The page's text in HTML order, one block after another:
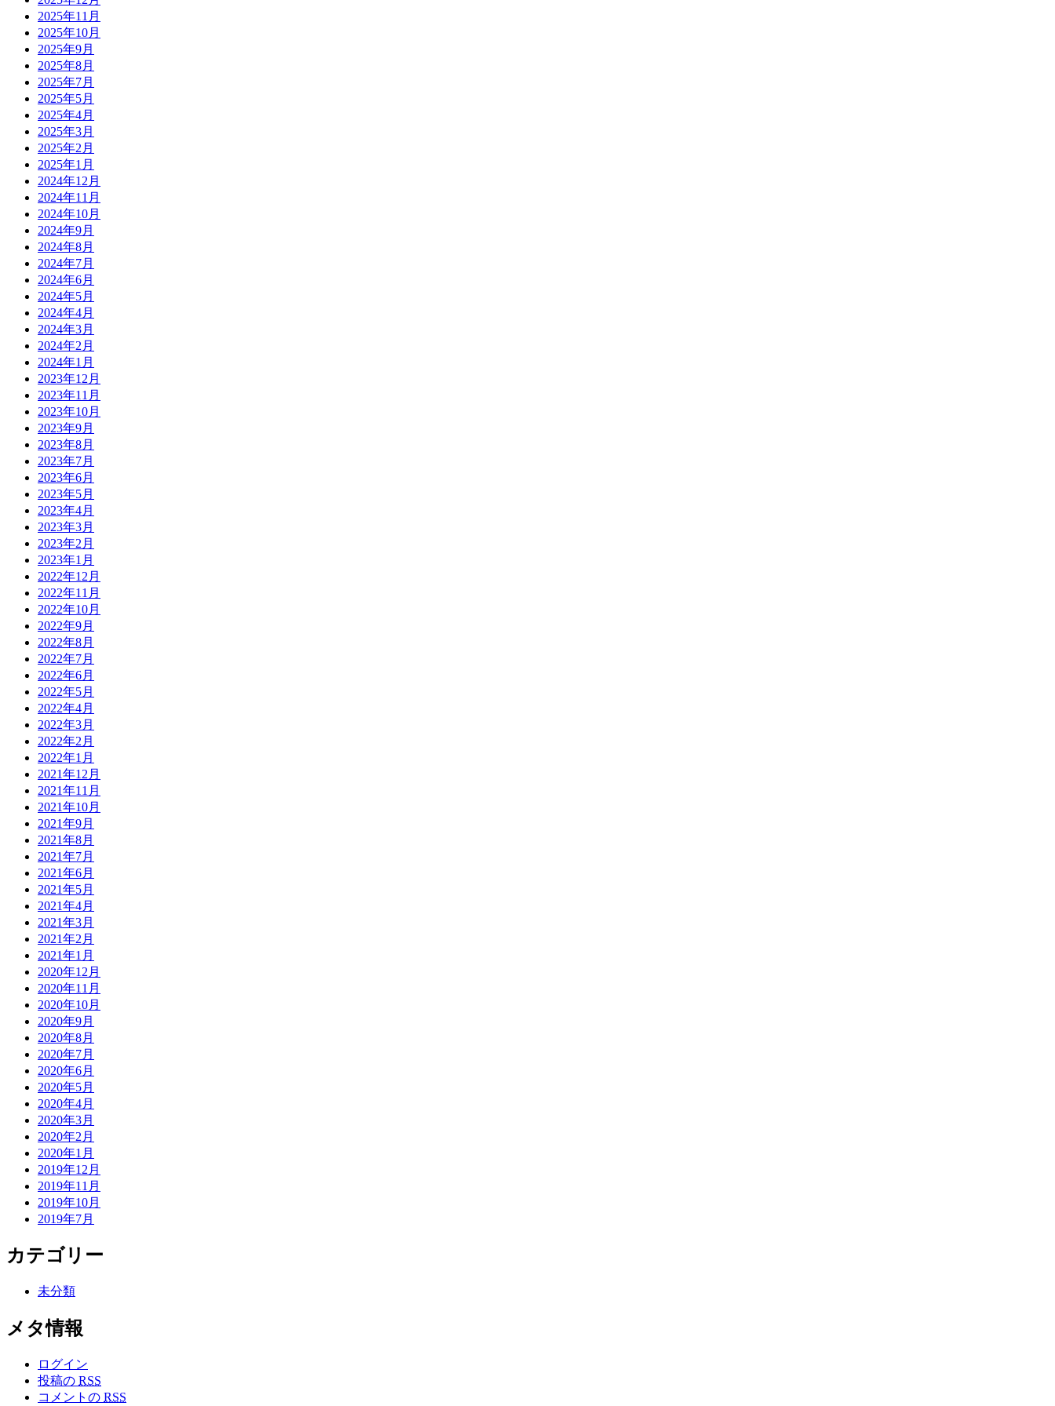
2025年11月
2025年10月
2025年9月
2025年8月
2025年7月
2025年5月
2025年4月
2025年3月
2025年2月
2025年1月
2024年12月
2024年11月
2024年10月
2024年9月
2024年8月
2024年7月
2024年6月
2024年5月
2024年4月
2024年3月
2024年2月
2024年1月
2023年12月
2023年11月
2023年10月
2023年9月
2023年8月
2023年7月
2023年6月
2023年5月
2023年4月
2023年3月
2023年2月
2023年1月
2022年12月
2022年11月
2022年10月
2022年9月
2022年8月
2022年7月
2022年6月
2022年5月
2022年4月
2022年3月
2022年2月
2022年1月
2021年12月
2021年11月
2021年10月
2021年9月
2021年8月
2021年7月
2021年6月
2021年5月
2021年4月
2021年3月
2021年2月
2021年1月
2020年12月
2020年11月
2020年10月
2020年9月
2020年8月
2020年7月
2020年6月
2020年5月
2020年4月
2020年3月
2020年2月
2020年1月
2019年12月
2019年11月
2019年10月
2019年7月
カテゴリー
未分類
メタ情報
ログイン
投稿の RSS
コメントの RSS